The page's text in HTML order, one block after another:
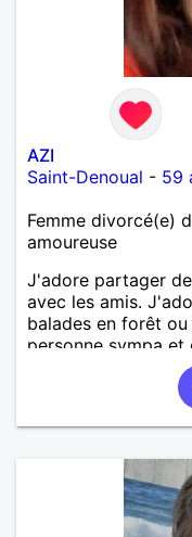
AZI
Saint-Denoual - 59
Femme divorcé(e)
amoureuse
J'adore partager
avec les amis.
balades en forêt
personne sympa
moi message. A